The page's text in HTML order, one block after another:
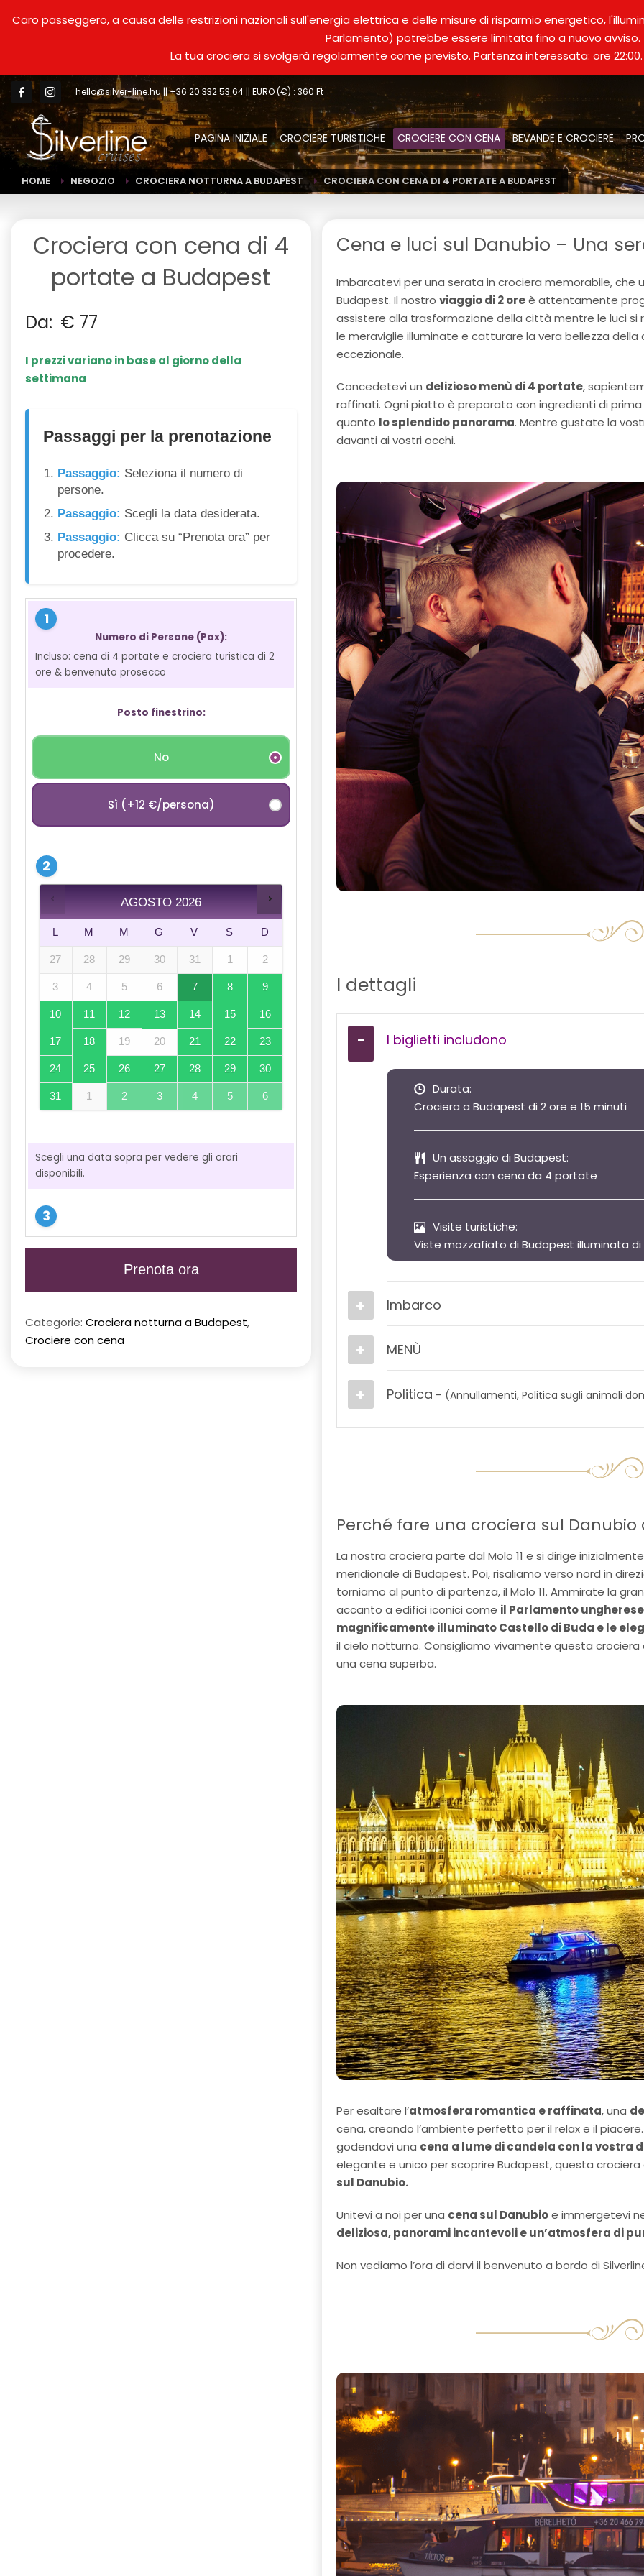
Caro passeggero, a causa delle restrizioni nazionali sull'energia elettrica e delle misure di risparmio energetico,
Parlamento) potrebbe essere limitata fino a nuovo avviso.
La tua crociera si svolgerà regolarmente come previsto. Partenza interessata: ore
hello@silver-line.hu|| +36 20 332 53 64 || EURO (€) : 360 Ft
PAGINA INIZIALE CROCIERE TURISTICHE CROCIERE CON CENA BEVANDE E CROCIERE
HOME NEGOZIO CROCIERA NOTTURNA A BUDAPEST CROCIERA CON CENA DI 4 PORTATE A BUDAPEST
Crociera con cena di 4
portate a Budapest
Da: € 77
I prezzi variano in base al giorno della
settimana
Passaggi per la prenotazione
Passaggio: Seleziona il numero di
persone.
Passaggio: Scegli la data desiderata.
Passaggio: Clicca su “Prenota ora” per
procedere.
Numero di Persone (Pax):
Incluso: cena di 4 portate e crociera turistica di 2
ore & benvenuto prosecco
Posto finestrino:
No
Sì (+12 €/persona)
AGOSTO 2026
L M M G V S D
27 28 29 30 31 1 2
3 4 5 6 7 8 9
10 11 12 13 14 15 16
17 18 19 20 21 22 23
24 25 26 27 28 29 30
31 1 2 3 4 5 6
Scegli una data sopra per vedere gli orari
disponibili.
Prenota ora
Categorie: Crociera notturna a Budapest,
Crociere con cena
Cena e luci sul Danubio – Una
Imbarcatevi per una serata in crociera memorabile,
Budapest. Il nostro viaggio di 2 oreè attentamente
assistere alla trasformazione della città mentre le luci si
le meraviglie illuminate e catturare la vera bellezza
eccezionale.
Concedetevi un delizioso menù di 4 portate,
raffinati. Ogni piatto è preparato con ingredienti di
quanto lo splendido panorama. Mentre gustate la
davanti ai vostri occhi.
I dettagli
I biglietti includono
Durata:
Crociera a Budapest di 2 ore e 15 minuti
Un assaggio di Budapest:
Esperienza con cena da 4 portate
Visite turistiche:
Viste mozzafiato di Budapest illuminata
Imbarco
MENÙ
Politica – (Annullamenti, Politica sugli animali
Perché fare una crociera sul Danubio
La nostra crociera parte dal Molo 11 e si dirige
meridionale di Budapest. Poi, risaliamo verso nord in
torniamo al punto di partenza, il Molo 11. Ammirate la
accanto a edifici iconici come il Parlamento
magnificamente illuminato Castello di Buda e le
il cielo notturno. Consigliamo vivamente questa
una cena superba.
Per esaltare l’atmosfera romantica e raffinata, una
cena, creando l’ambiente perfetto per il relax e il
godendovi una cena a lume di candela con la vostra
elegante e unico per scoprire Budapest, questa
sul Danubio.
Unitevi a noi per una cena sul Danubioe immergetevi
deliziosa, panorami incantevoli e un’atmosfera di
Non vediamo l’ora di darvi il benvenuto a bordo di